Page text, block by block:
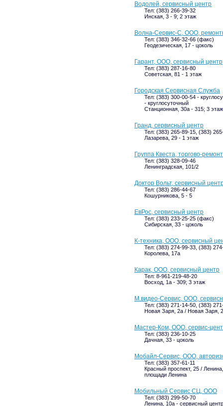
Водолей, сервисный центр
Тел: (383) 266-39-32
Инская, 3 - 9; 2 этаж
Волна-Сервис-С, ООО,
Тел: (383) 346-32-66 (факс)
Геодезическая, 17 - цоколь
Гарант, ООО, сервисный центр
Тел: (383) 287-16-80
Советская, 81 - 1 этаж
Городская Сервисная Служба
Тел: (383) 300-00-54 -
- круглосуточный
Станционная, 30а - 315; 3 этаж
Гранд, сервисный центр
Тел: (383) 265-89-15, (383)
Лазарева, 29 - 1 этаж
Группа Квеста, торгово-
Тел: (383) 328-09-46
Ленинградская, 101/2
Доктор Вольт, сервисный
Тел: (383) 286-44-67
Кошурникова, 5 - 5
ЕвРос, сервисный центр
Тел: (383) 233-25-25 (факс)
Сибирская, 33 - цоколь
К-техника, ООО, сервисный
Тел: (383) 274-99-33, (383)
Королева, 17а
Карак, ООО, сервисный центр
Тел: 8-961-219-48-20
Восход, 1а - 309; 3 этаж
М.видео-Сервис, ООО,
Тел: (383) 271-14-50, (383)
Новая Заря, 2а / Новая Заря,
Мастер-Ком, ООО, сервис-
Тел: (383) 236-10-25
Дачная, 33 - цоколь
Мобайл-Сервис, ООО,
Тел: (383) 357-61-11
Красный проспект, 25 /
площади Ленина
Мобильный Сервис СЦ, ООО
Тел: (383) 299-50-70
Ленина, 10а - сервисный